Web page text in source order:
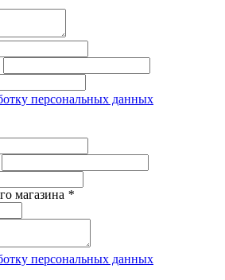
персональных данных
магазина *
персональных данных